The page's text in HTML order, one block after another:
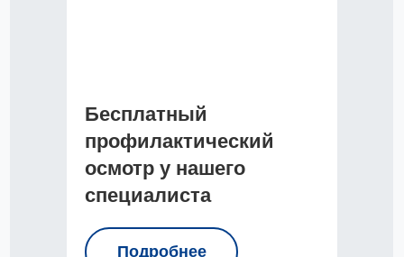
Подробнее
Бесплатный
профилактический
осмотр у нашего
специалиста